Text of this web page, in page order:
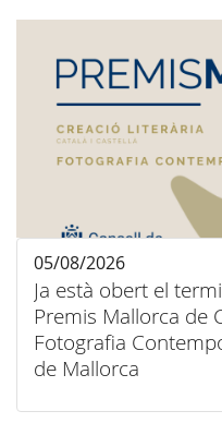
Ja està obert el
Premis Mallorca de
Fotografia
de Mallorca
05/08/2026